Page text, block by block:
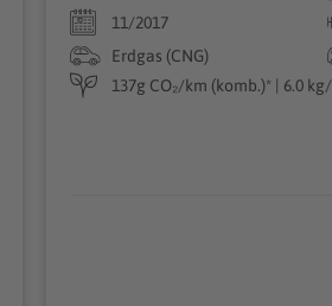
11/2017
Erdgas (CNG)
137g CO₂/km (komb.)* | 6.0